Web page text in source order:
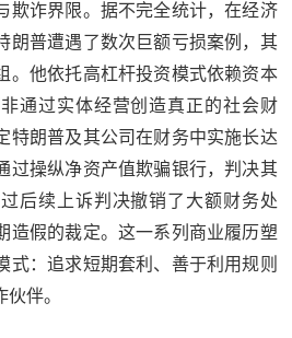
人
文
化
国
防
红
欺诈界限。据不完全统计，在经济
朗普遭遇了数次巨额亏损案例，其
。他依托高杠杆投资模式依赖资本
通过实体经营创造真正的社会财
特朗普及其公司在财务中实施长达
过操纵净资产值欺骗银行，判决其
后续上诉判决撤销了大额财务处
造假的裁定。这一系列商业履历塑
式：追求短期套利、善于利用规则
伴。